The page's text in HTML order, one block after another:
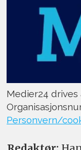
Medier24 drives
Personvern/